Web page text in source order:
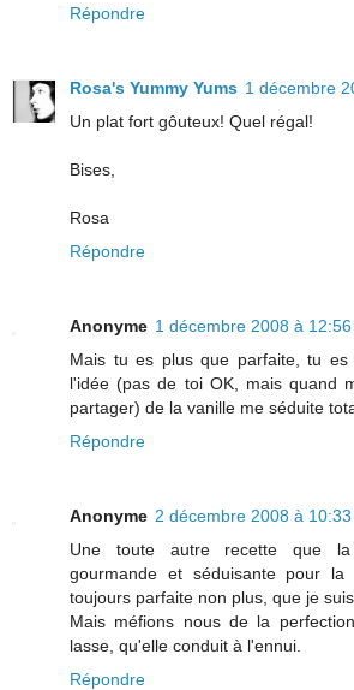
Répondre
Rosa's Yummy Yums 1 décembre
Un plat fort gôuteux! Quel régal!
Bises,
Rosa
Répondre
Anonyme 1 décembre 2008 à 12:56
Mais tu es plus que parfaite, tu
l'idée (pas de toi OK, mais quand
partager) de la vanille me séduite
Répondre
Anonyme 2 décembre 2008 à 10:33
Une toute autre recette que
gourmande et séduisante pour
toujours parfaite non plus, que je suis
Mais méfions nous de la
lasse, qu'elle conduit à l'ennui.
Répondre